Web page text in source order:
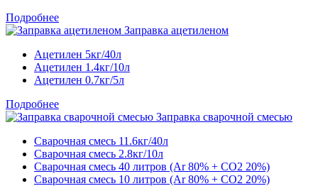
Подробнее
Заправка ацетиленом
Ацетилен 5кг/40л
Ацетилен 1.4кг/10л
Ацетилен 0.7кг/5л
Подробнее
Заправка сварочной смесью
Сварочная смесь 11.6кг/40л
Сварочная смесь 2.8кг/10л
Сварочная смесь 40 литров (Ar 80% + CO2 20%)
Сварочная смесь 10 литров (Ar 80% + CO2 20%)